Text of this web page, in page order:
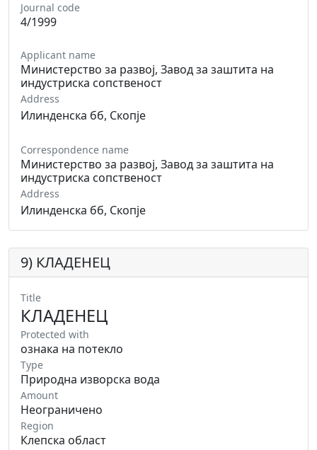
Journal code
4/1999
Applicant name
Министерство за развој, Завод за заштита на
индустриска сопственост
Address
Илинденска бб, Скопје
Correspondence name
Министерство за развој, Завод за заштита на
индустриска сопственост
Address
Илинденска бб, Скопје
9) КЛАДЕНЕЦ
Title
КЛАДЕНЕЦ
Protected with
ознака на потекло
Type
Природна изворска вода
Amount
Неограничено
Region
Клепска област